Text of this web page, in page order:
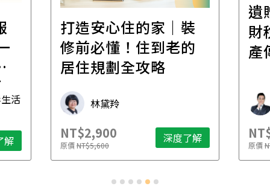
活
解
打造安心住的家｜裝
修前必懂！住到老的
居住規劃全攻略
林黛羚
NT$2,900
原價NT$5,600 深度了解
遺
財
產
原價